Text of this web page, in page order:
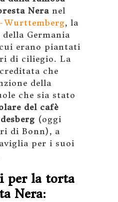
Nera nel
Wurttemberg, la
Germania
erano piantati
di ciliegio. La
che
della
che sia stato
del cafè
(oggi
di Bonn), a
per i suoi
per la torta
Nera: